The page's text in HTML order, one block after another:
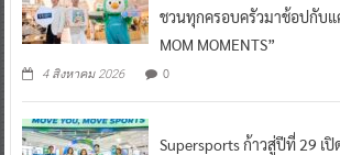
ชวนทุกครอบครัวมาช้อปกับแ
MOM MOMENTS”
4 สิงหาคม 2026 0
Supersports ก้าวสู่ปีที่ 29 เ